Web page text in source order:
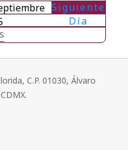
Siguiente
Día
C.P. 01030, Álvaro